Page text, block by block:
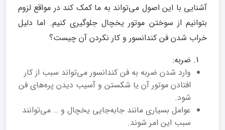
آشنایی با این اصول می‌تواند به ما کمک کند در مواقع لزوم
بتوانیم از سوختن موتور یخچال جلوگیری کنیم. اما دلیل
خراب شدن فن کندانسور و کار نکردن آن چیست؟
ضربه:
وارد شدن ضربه به فن کندانسور می‌تواند سبب از کار
افتادن موتور آن یا شکستن و آسیب دیدن پره‌های فن
شود.
عوامل بسیاری مانند جابه‌جایی یخچال و … می‌توانند
سبب این امر شوند.